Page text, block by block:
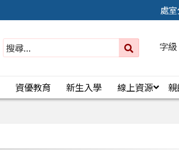
處
搜
字
資優教育 新生入學 線上資源